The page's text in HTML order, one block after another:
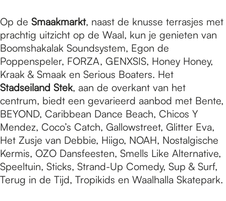
Op de Smaakmarkt, naast de knusse terrasjes met
prachtig uitzicht op de Waal, kun je genieten van
Boomshakalak Soundsystem, Egon de
Poppenspeler, FORZA, GENXSIS, Honey Honey,
Kraak & Smaak en Serious Boaters. Het
Stadseiland Stek, aan de overkant van het
centrum, biedt een gevarieerd aanbod met Bente,
BEYOND, Caribbean Dance Beach, Chicos Y
Mendez, Coco’s Catch, Gallowstreet, Glitter Eva,
Het Zusje van Debbie, Hiigo, NOAH, Nostalgische
Kermis, OZO Dansfeesten, Smells Like Alternative,
Speeltuin, Sticks, Strand-Up Comedy, Sup & Surf,
Terug in de Tijd, Tropikids en Waalhalla Skatepark.